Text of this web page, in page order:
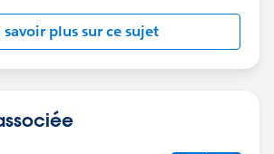
savoir plus sur ce sujet